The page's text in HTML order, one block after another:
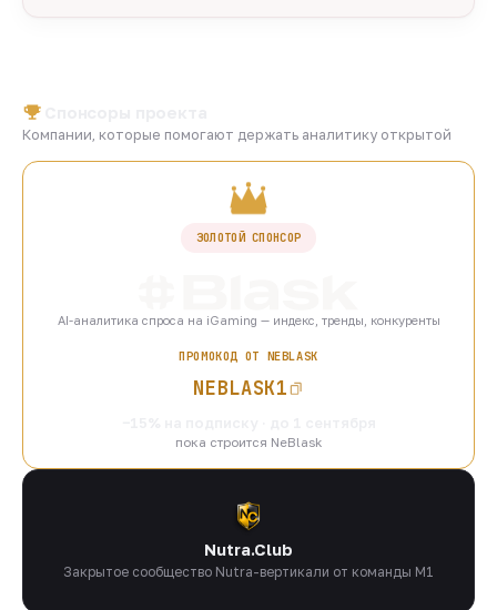
Компании, которые помогают держать аналитику открытой
ЗОЛОТОЙ СПОНСОР
AI-аналитика спроса на iGaming — индекс, тренды, конкуренты
ПРОМОКОД ОТ NEBLASK
NEBLASK1
пока строится NeBlask
Nutra.Club
Закрытое сообщество Nutra-вертикали от команды M1